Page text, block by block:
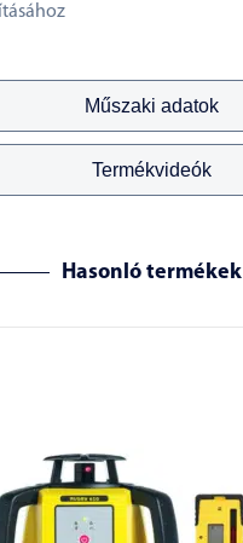
Műszaki adatok
Termékvideók
Hasonló termékek